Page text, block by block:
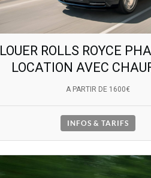
LOUER ROLLS ROYCE
LOCATION AVEC
A PARTIR DE 1600€
INFOS & TARIFS